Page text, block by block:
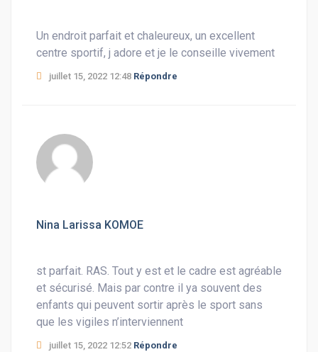
Un endroit parfait et chaleureux, un excellent
centre sportif, j adore et je le conseille vivement
juillet 15, 2022 12:48 Répondre
Nina Larissa KOMOE
st parfait. RAS. Tout y est et le cadre est agréable
et sécurisé. Mais par contre il ya souvent des
enfants qui peuvent sortir après le sport sans
que les vigiles n’interviennent
juillet 15, 2022 12:52 Répondre